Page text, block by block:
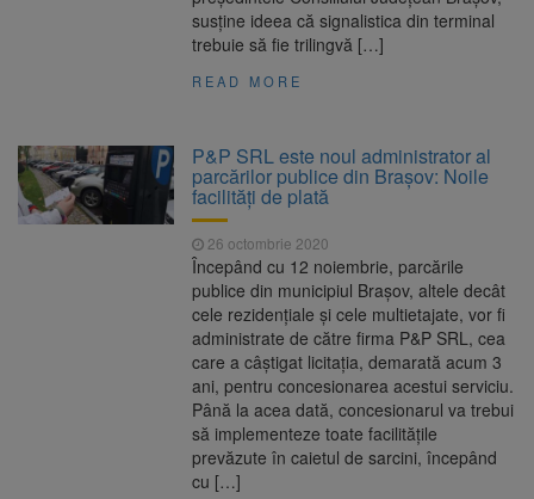
susţine ideea că signalistica din terminal
trebuie să fie trilingvă […]
READ MORE
P&P SRL este noul administrator al
parcărilor publice din Brașov: Noile
facilități de plată
26 octombrie 2020
Începând cu 12 noiembrie, parcările
publice din municipiul Brașov, altele decât
cele rezidențiale și cele multietajate, vor fi
administrate de către firma P&P SRL, cea
care a câștigat licitația, demarată acum 3
ani, pentru concesionarea acestui serviciu.
Până la acea dată, concesionarul va trebui
să implementeze toate facilitățile
prevăzute în caietul de sarcini, începând
cu […]